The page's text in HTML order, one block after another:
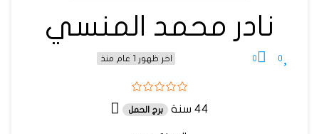
نادر محمد المنسي
0
0 اخر ظهور 1 عام منذ
44 سنة برج الحمل